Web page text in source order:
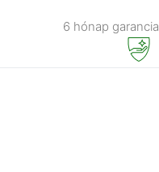
6 hónap garancia